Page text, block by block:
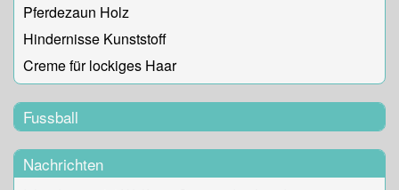
Pferdezaun Holz
Hindernisse Kunststoff
Creme für lockiges Haar
Fussball
Nachrichten